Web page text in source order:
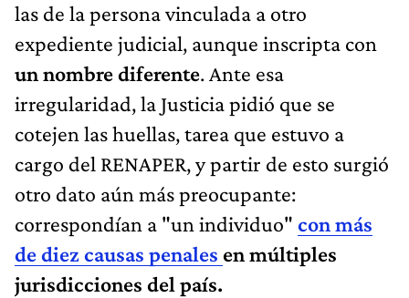
las de la persona vinculada a otro
expediente judicial, aunque inscripta con
un nombre diferente. Ante esa
irregularidad, la Justicia pidió que se
cotejen las huellas, tarea que estuvo a
cargo del RENAPER, y partir de esto surgió
otro dato aún más preocupante:
correspondían a "un individuo" con más
de diez causas penales en múltiples
jurisdicciones del país.